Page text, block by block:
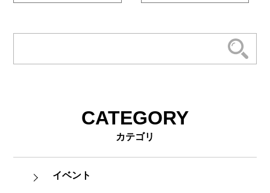
CATEGORY
カテゴリ
イベント